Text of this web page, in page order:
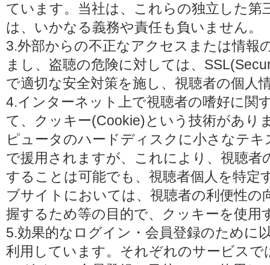
ています。当社は、これらの独立した第
は、いかなる義務や責任も負いません。
3.外部からの不正なアクセスまたは情報
まし、盗聴の危険に対しては、
で適切な安全対策を施し、視聴者の個人
4.インターネット上で視聴者の嗜好に関
て、クッキー(Cookie)という技術があり
ピュータのハードディスクに小さなテ
で援用されますが、これにより、視聴
することは可能でも、視聴者個人を特定
ブサイトにおいては、視聴者の利便性の
握するため等の目的で、クッキーを使用
5.効果的なログイン・会員登録のために
利用しています。それぞれのサービス